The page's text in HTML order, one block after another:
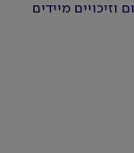
מיידים